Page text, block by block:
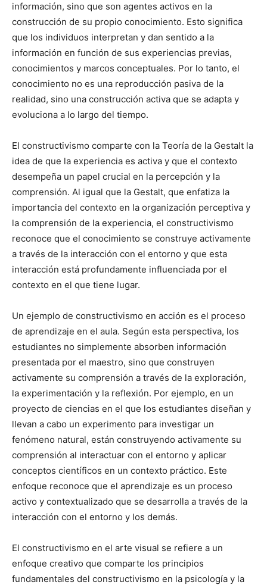
información, sino que son agentes activos en la
construcción de su propio conocimiento. Esto significa
que los individuos interpretan y dan sentido a la
información en función de sus experiencias previas,
conocimientos y marcos conceptuales. Por lo tanto, el
conocimiento no es una reproducción pasiva de la
realidad, sino una construcción activa que se adapta y
evoluciona a lo largo del tiempo.
El constructivismo comparte con la Teoría de la Gestalt la
idea de que la experiencia es activa y que el contexto
desempeña un papel crucial en la percepción y la
comprensión. Al igual que la Gestalt, que enfatiza la
importancia del contexto en la organización perceptiva y
la comprensión de la experiencia, el constructivismo
reconoce que el conocimiento se construye activamente
a través de la interacción con el entorno y que esta
interacción está profundamente influenciada por el
contexto en el que tiene lugar.
Un ejemplo de constructivismo en acción es el proceso
de aprendizaje en el aula. Según esta perspectiva, los
estudiantes no simplemente absorben información
presentada por el maestro, sino que construyen
activamente su comprensión a través de la exploración,
la experimentación y la reflexión. Por ejemplo, en un
proyecto de ciencias en el que los estudiantes diseñan y
llevan a cabo un experimento para investigar un
fenómeno natural, están construyendo activamente su
comprensión al interactuar con el entorno y aplicar
conceptos científicos en un contexto práctico. Este
enfoque reconoce que el aprendizaje es un proceso
activo y contextualizado que se desarrolla a través de la
interacción con el entorno y los demás.
El constructivismo en el arte visual se refiere a un
enfoque creativo que comparte los principios
fundamentales del constructivismo en la psicología y la